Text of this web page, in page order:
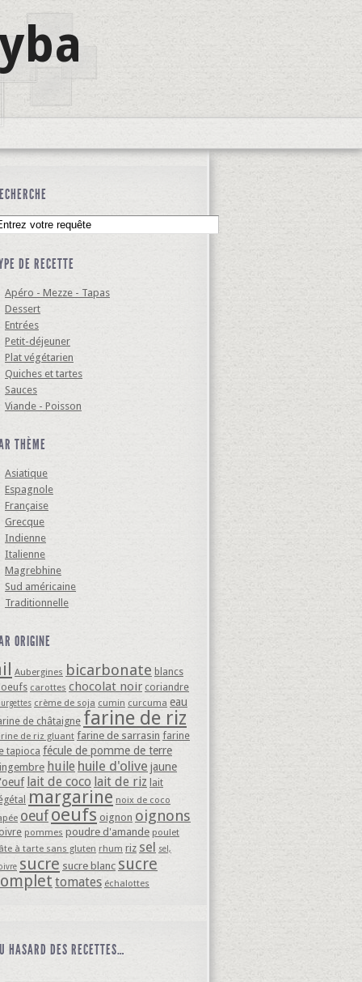
DE RECETTE
Apéro - Mezze - Tapas
Dessert
Entrées
Petit-déjeuner
Plat végétarien
Quiches et tartes
Sauces
Viande - Poisson
THÈME
Asiatique
Espagnole
Française
Grecque
Indienne
Italienne
Magrebhine
Sud américaine
Traditionnelle
ORIGINE
Aubergines bicarbonate blancs
carottes chocolat noir coriandre
crème de soja cumin curcuma eau
de châtaigne farine de riz
de riz gluant farine de sarrasin farine
tapioca fécule de pomme de terre
huile huile d'olive jaune
lait de coco lait de riz lait
margarine noix de coco
oeuf oeufs oignon oignons
pommes poudre d'amande poulet
à tarte sans gluten rhum riz sel sel,
sucre sucre blanc sucre
tomates échalottes
HASARD DES RECETTES…